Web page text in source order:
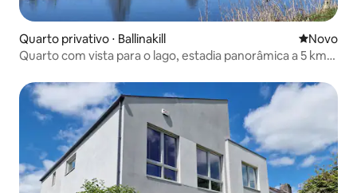
Quarto privativo ⋅ Ballinakill Novo
Novo
Quarto com vista para o lago, estadia panorâmica a 5 km